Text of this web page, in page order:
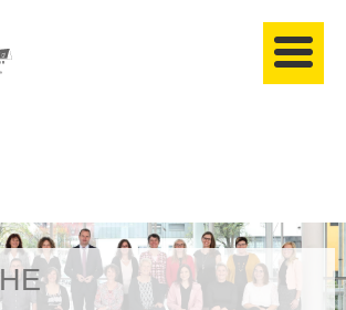
anmelden